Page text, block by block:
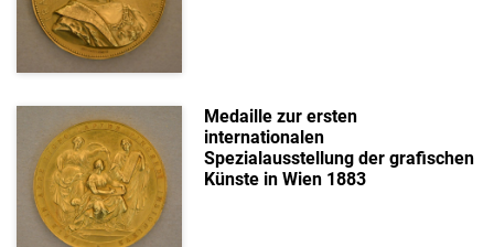
Ort
Weiterverwendung
Medaille zur ersten
internationalen
Spezialausstellung der grafischen
Künste in Wien 1883